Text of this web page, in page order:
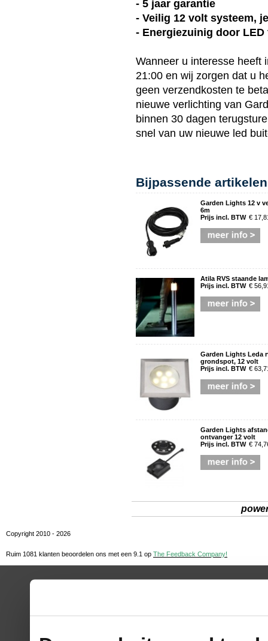
- 5 jaar garantie
- Veilig 12 volt systeem,
- Energiezuinig door
Wanneer u interesse heeft
21:00 en wij zorgen dat u
geen verzendkosten te
nieuwe verlichting van
binnen 30 dagen
snel van uw nieuwe led
Bijpassende artikelen
Garden Lights 12 v
6m
Prijs incl. BTW €
Atila RVS staande
Prijs incl. BTW €
Garden Lights Leda
grondspot, 12 volt
Prijs incl. BTW €
Garden Lights
ontvanger 12 volt
Prijs incl. BTW €
Copyright 2010 - 2026
Ruim 1081 klanten beoordelen ons met een 9.1 op The Feedback Company!